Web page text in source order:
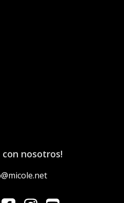
con nosotros!